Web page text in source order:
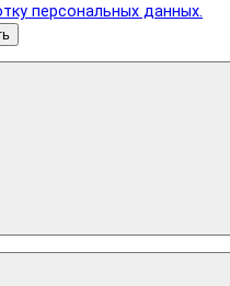
персональных данных.